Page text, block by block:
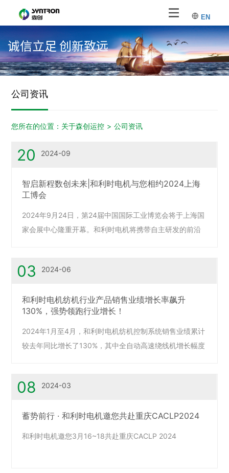
EN
诚信立足 创新致远
公司资讯
您所在的位置： 关于森创运控 > 公司资讯
20 2024-09
智启新程数创未来|和利时电机与您相约2024上海
工博会
2024年9月24日，第24届中国国际工业博览会将于上海国
家会展中心隆重开幕。和利时电机将携带自主研发的前沿
心！
03 2024-06
和利时电机纺机行业产品销售业绩增长率飙升
130%，强势领跑行业增长！
2024年1月至4月，和利时电机纺机控制系统销售业绩累计
较去年同比增长了130%，其中全自动高速绕线机增长幅度
08 2024-03
蓄势前行 · 和利时电机邀您共赴重庆CACLP2024
和利时电机邀您3月16~18共赴重庆CACLP 2024